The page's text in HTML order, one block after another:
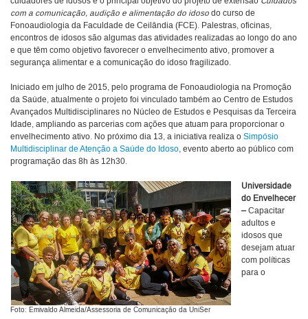
com a comunicação, audição e alimentação do idoso do curso de
Fonoaudiologia da Faculdade de Ceilândia (FCE). Palestras, oficinas,
encontros de idosos são algumas das atividades realizadas ao longo do ano
e que têm como objetivo favorecer o envelhecimento ativo, promover a
segurança alimentar e a comunicação do idoso fragilizado.
Iniciado em julho de 2015, pelo programa de Fonoaudiologia na Promoção
da Saúde, atualmente o projeto foi vinculado também ao Centro de Estudos
Avançados Multidisciplinares no Núcleo de Estudos e Pesquisas da Terceira
Idade, ampliando as parcerias com ações que atuam para proporcionar o
envelhecimento ativo. No próximo dia 13, a iniciativa realiza o Simpósio
Multidisciplinar de Atenção a Saúde do Idoso, evento aberto ao público com
programação das 8h às 12h30.
Foto: Emivaldo Almeida/Assessoria de Comunicação da UniSer
Universidade
do Envelhecer
–Capacitar
adultos e
idosos que
desejam atuar
com políticas
para o